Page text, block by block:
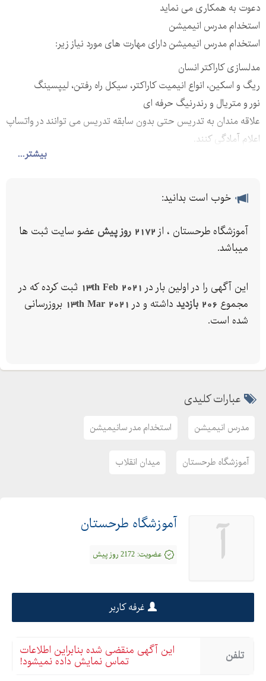
بیشتر...
دعوت به همکاری می نماید
استخدام مدرس انیمیشن
استخدام مدرس انیمیشن دارای مهارت های مورد نیاز زیر:
مدلسازی کاراکتر انسان
ریگ و اسکین، انواع انیمیت کاراکتر، سیکل راه رفتن، لیپسینگ
نور و متریال و رندرنیگ حرفه ای
علاقه مندان به تدریس حتی بدون سابقه تدریس می توانند در واتساپ
اعلام آمادگی کنند.
خوب است بدانید:
آموزشگاه طرحستان ، از 2172 روز پیش
عضو سایت ثبت ها
میباشد.
این آگهی را در اولین بار در 13th Feb 2021 ثبت کرده که در
مجموع 206 بازدید داشته و در 13th Mar 2021 بروزرسانی
شده است.
عبارات کلیدی
مدرس انیمیشن استخدام مدر سانیمیشن
آموزشگاه طرحستان میدان انقلاب
آ آموزشگاه طرحستان
عضویت: 2172 روز پیش
غرفه کاربر
تلفن این آگهی منقضی شده بنابراین اطلاعات
تماس نمایش داده نمیشود!